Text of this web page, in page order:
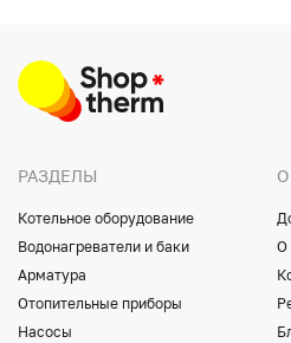
РАЗДЕЛЫ
Котельное оборудование
Водонагреватели и баки
Арматура
Отопительные приборы
Насосы
О